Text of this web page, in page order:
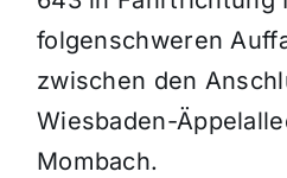
folgenschweren
zwischen den
Wiesbaden-
Mombach.